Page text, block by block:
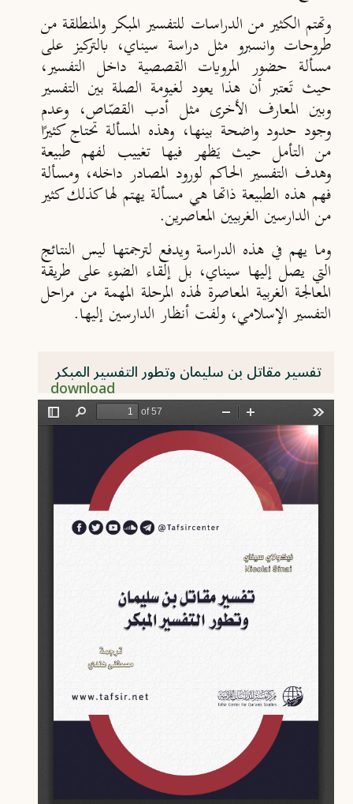
وتهتم الكثير من الدراسات للتفسير المبكر والمنطلقة من
طروحات وانسبرو مثل دراسة سيناي، بالتركيز على
مسألة حضور المرويات القصصية داخل التفسير،
حيث تَعتبر أن هذا يعود لغيومة الصلة بين التفسير
وبين المعارف الأخرى مثل أدب القصّاص، وعدم
وجود حدود واضحة بينها، وهذه المسألة تحتاج كثيرًا
من التأمل حيث يَظهر فيها تغييب لفهم طبيعة
وهدف التفسير الحاكم لورود المصادر داخله، ومسألة
فهم هذه الطبيعة ذاتها هي مسألة يهتم لها كذلك كثير
من الدارسين الغربيين المعاصرين.
وما يهم في هذه الدراسة ويدفع لترجمتها ليس النتائج
التي يصل إليها سيناي، بل إلقاء الضوء على طريقة
المعالجة الغربية المعاصرة لهذه المرحلة المهمة من مراحل
التفسير الإسلامي، ولفت أنظار الدارسين إليها.
تفسير مقاتل بن سليمان وتطور التفسير المبكر